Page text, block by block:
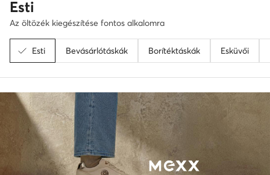
Esti
Az öltözék kiegészítése fontos alkalomra
Esti Bevásárlótáskák Borítéktáskák Esküvői